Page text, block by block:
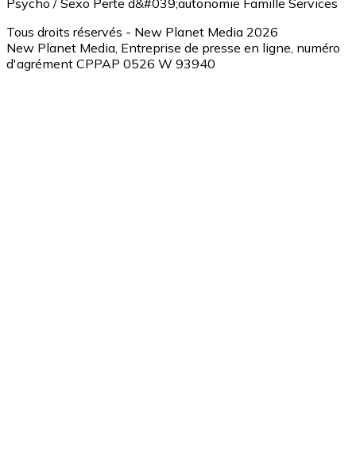
Psycho / Sexo Perte d&#039;autonomie Famille Services
Tous droits réservés - New Planet Media 2026
New Planet Media, Entreprise de presse en ligne, numéro
d'agrément CPPAP 0526 W 93940